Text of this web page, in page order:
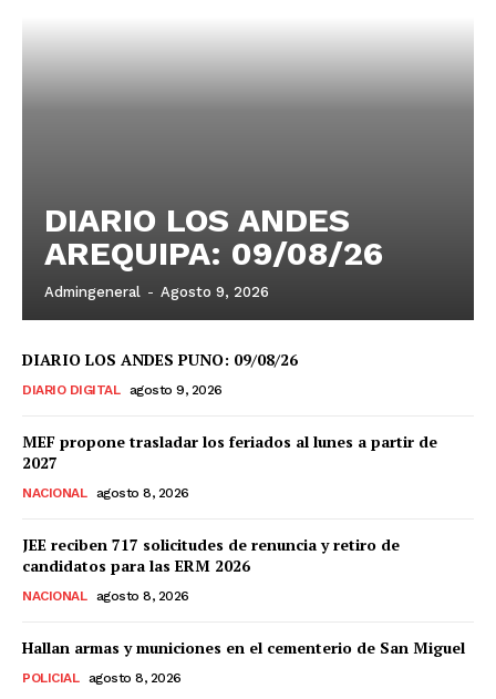
DIARIO LOS ANDES
AREQUIPA: 09/08/26
Admingeneral - Agosto 9, 2026
DIARIO LOS ANDES PUNO: 09/08/26
DIARIO DIGITAL agosto 9, 2026
MEF propone trasladar los feriados al lunes a partir de
2027
NACIONAL agosto 8, 2026
JEE reciben 717 solicitudes de renuncia y retiro de
candidatos para las ERM 2026
NACIONAL agosto 8, 2026
Hallan armas y municiones en el cementerio de San Miguel
POLICIAL agosto 8, 2026